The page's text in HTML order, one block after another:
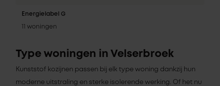
Energielabel G
11 woningen
Type woningen in Velserbroek
Kunststof kozijnen passen bij elk type woning dankzij hun
moderne uitstraling en sterke isolerende werking. Of het nu